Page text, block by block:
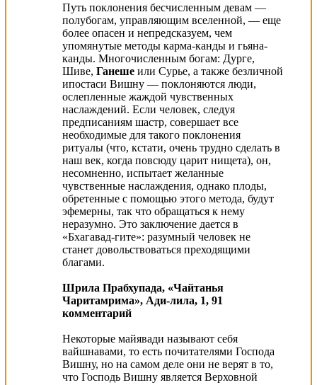
Путь поклонения бесчисленным девам —
полубогам, управляющим вселенной, — еще
более опасен и непредсказуем, чем
упомянутые методы карма-канды и гьяна-
канды. Многочисленным богам: Дурге,
Шиве, Ганеше или Сурье, а также безличной
ипостаси Вишну — поклоняются люди,
ослепленные жаждой чувственных
наслаждений. Если человек, следуя
предписаниям шастр, совершает все
необходимые для такого поклонения
ритуалы (что, кстати, очень трудно сделать в
наш век, когда повсюду царит нищета), он,
несомненно, испытает желанные
чувственные наслаждения, однако плоды,
обретенные с помощью этого метода, будут
эфемерны, так что обращаться к нему
неразумно. Это заключение дается в
«Бхагавад-гите»: разумный человек не
станет довольствоваться преходящими
благами.
Шрила Прабхупада, «Чайтанья
Чаритамрима», Ади-лила, 1, 91
комментарий
Некоторые майявади называют себя
вайшнавами, то есть почитателями Господа
Вишну, но на самом деле они не верят в то,
что Господь Вишну является Верховной